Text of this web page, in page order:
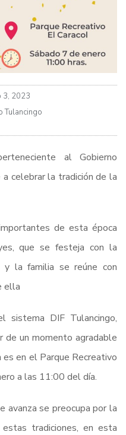
3, 2023
Tulancingo
al Gobierno
a celebrar la tradición de la
de esta época
que se festeja con la
la familia se reúne con
ella
sistema DIF Tulancingo,
de un momento agradable
en el Parque Recreativo
a las 11:00 del día.
avanza se preocupa por la
tradiciones, en esta